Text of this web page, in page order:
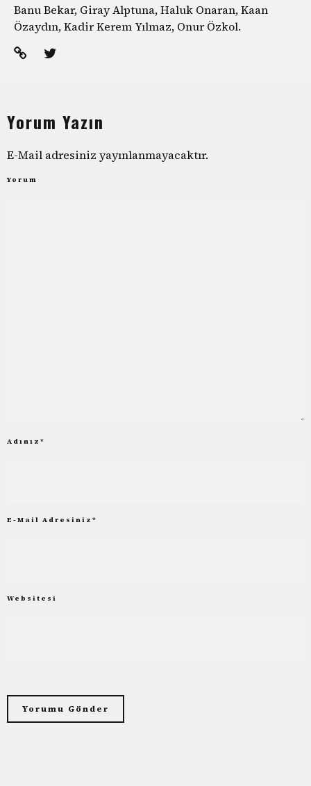
Banu Bekar, Giray Alptuna, Haluk Onaran, Kaan
Özaydın, Kadir Kerem Yılmaz, Onur Özkol.
Yorum Yazın
E-Mail adresiniz yayınlanmayacaktır.
Yorum
Adınız *
E-Mail Adresiniz *
Websitesi